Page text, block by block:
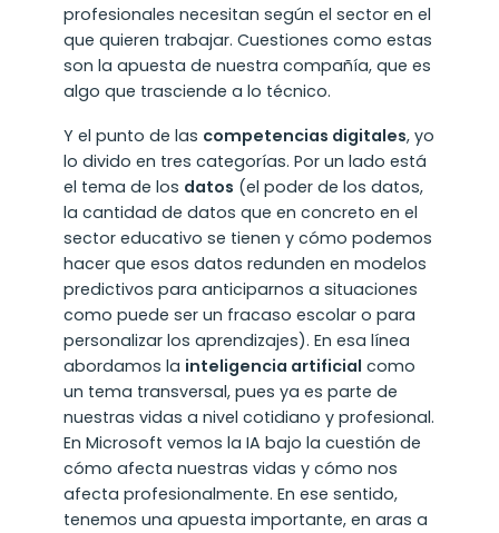
profesionales necesitan según el sector en el
que quieren trabajar. Cuestiones como estas
son la apuesta de nuestra compañía, que es
algo que trasciende a lo técnico.
Y el punto de las competencias digitales, yo
lo divido en tres categorías. Por un lado está
el tema de los datos (el poder de los datos,
la cantidad de datos que en concreto en el
sector educativo se tienen y cómo podemos
hacer que esos datos redunden en modelos
predictivos para anticiparnos a situaciones
como puede ser un fracaso escolar o para
personalizar los aprendizajes). En esa línea
abordamos la inteligencia artificial como
un tema transversal, pues ya es parte de
nuestras vidas a nivel cotidiano y profesional.
En Microsoft vemos la IA bajo la cuestión de
cómo afecta nuestras vidas y cómo nos
afecta profesionalmente. En ese sentido,
tenemos una apuesta importante, en aras a